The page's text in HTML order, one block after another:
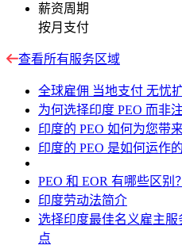
薪资周期
按月支付
查看所有服务区域
全球雇佣 当地支付 无忧
为何选择印度 PEO 而非
印度的 PEO 如何为您带
印度的 PEO 是如何运作的
PEO 和 EOR 有哪些区别？
印度劳动法简介
选择印度最佳名义雇主
点